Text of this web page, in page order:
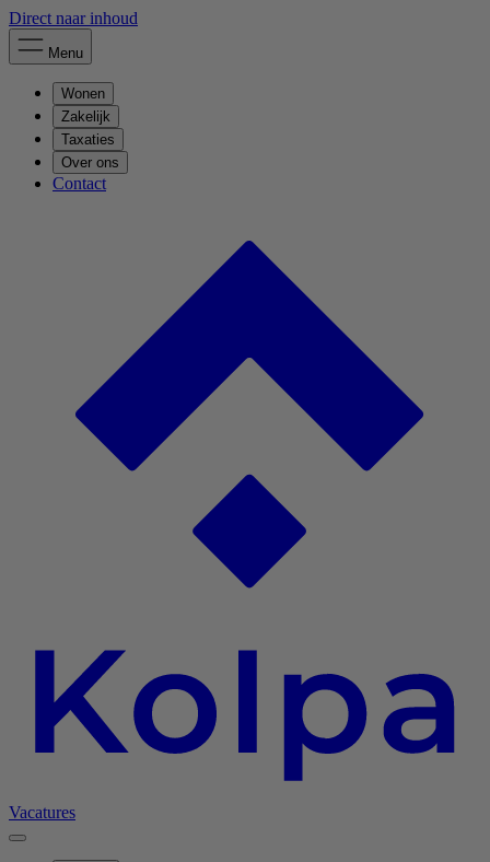
Direct naar inhoud
Menu
Wonen
Zakelijk
Taxaties
Over ons
Contact
Vacatures